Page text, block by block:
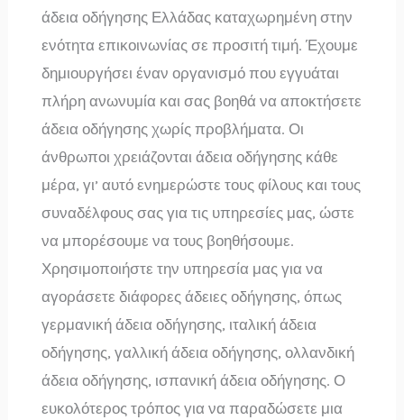
άδεια οδήγησης Ελλάδας καταχωρημένη στην
ενότητα επικοινωνίας σε προσιτή τιμή. Έχουμε
δημιουργήσει έναν οργανισμό που εγγυάται
πλήρη ανωνυμία και σας βοηθά να αποκτήσετε
άδεια οδήγησης χωρίς προβλήματα. Οι
άνθρωποι χρειάζονται άδεια οδήγησης κάθε
μέρα, γι’ αυτό ενημερώστε τους φίλους και τους
συναδέλφους σας για τις υπηρεσίες μας, ώστε
να μπορέσουμε να τους βοηθήσουμε.
Χρησιμοποιήστε την υπηρεσία μας για να
αγοράσετε διάφορες άδειες οδήγησης, όπως
γερμανική άδεια οδήγησης, ιταλική άδεια
οδήγησης, γαλλική άδεια οδήγησης, ολλανδική
άδεια οδήγησης, ισπανική άδεια οδήγησης. Ο
ευκολότερος τρόπος για να παραδώσετε μια